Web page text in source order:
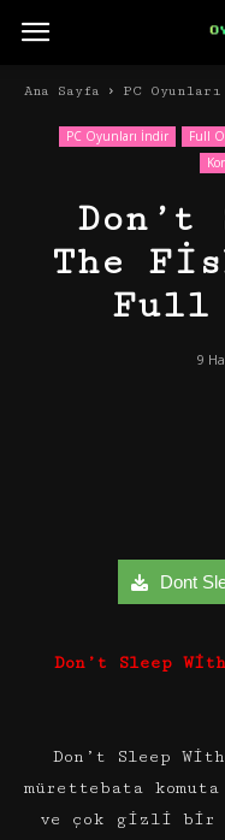
Ana Sayfa PC
PC Oyunları İndir Full
Don’t
The
Full
9
Dont
Don’t Sleep
Don’t Sleep
mürettebata
ve çok gizli bir